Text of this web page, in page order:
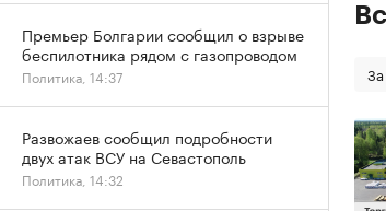
Премьер Болгарии сообщил о взрыве
беспилотника рядом с газопроводом
Политика, 14:37
Развожаев сообщил подробности
двух атак ВСУ на Севастополь
Политика, 14:32